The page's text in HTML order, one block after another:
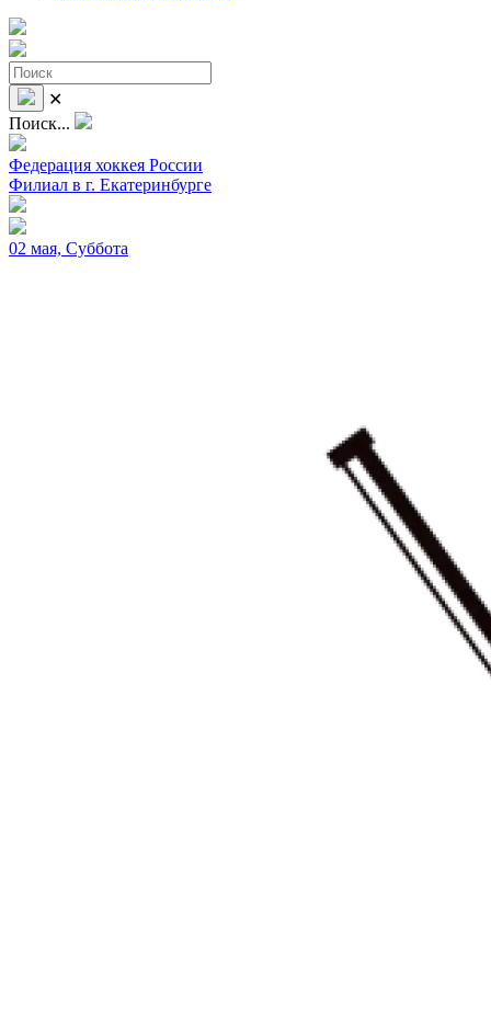
✕
Поиск...
Федерация хоккея России
Филиал в г. Екатеринбурге
02 мая, Суббота